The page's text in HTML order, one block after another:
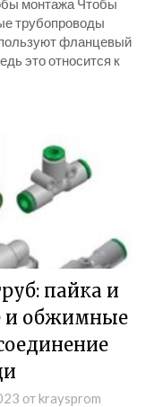
монтажа Чтобы
трубопроводы
фланцевый
это относится к
пайка и
и обжимные
отkraysprom